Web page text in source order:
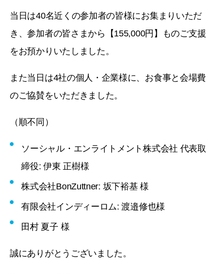
当日は40名近くの参加者の皆様にお集まりいただ
き、参加者の皆さまから【155,000円】ものご支援
をお預かりいたしました。
また当日は4社の個人・企業様に、お食事と会場費
のご協賛をいただきました。
（順不同）
ソーシャル・エンライトメント株式会社 代表取
締役: 伊東 正樹様
株式会社BonZuttner: 坂下裕基 様
有限会社インディーロム: 渡邉修也様
田村 夏子 様
誠にありがとうございました。